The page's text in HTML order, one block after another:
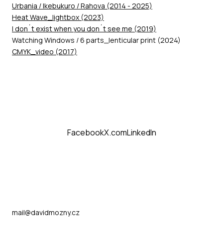
Urbania / Ikebukuro / Rahova (2014 - 2025)
Heat Wave_lightbox (2023)
I don´t exist when you don´t see me (2019)
Watching Windows / 6 parts_lenticular print (2024)
CMYK_video (2017)
FacebookX.comLinkedIn
mail@davidmozny.cz